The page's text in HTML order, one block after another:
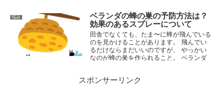
2016.06.07
悩み
ベランダの蜂の巣の予防方法は？
効果のあるスプレーについて
田舎でなくても、たま〜に蜂が飛んでいる
のを見かけることがあります。 飛んでい
るだけならまだいいのですが、 やっかい
なのが蜂の巣を作られること。 ベランダ
スポンサーリンク